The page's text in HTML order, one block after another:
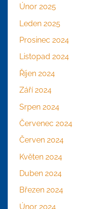
Únor 2025
Leden 2025
Prosinec 2024
Listopad 2024
Říjen 2024
Září 2024
Srpen 2024
Červenec 2024
Červen 2024
Květen 2024
Duben 2024
Březen 2024
Únor 2024